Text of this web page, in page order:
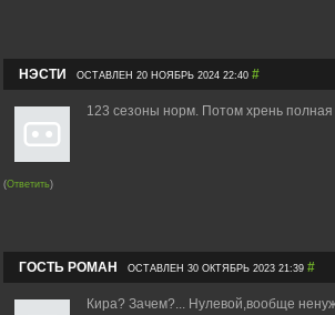
НЭСТИ ОСТАВЛЕН 20 НОЯБРЬ 2024 22:40 #
123 сезоны норм. Потом хрень полная
(Ответить)
ГОСТЬ РОМАН ОСТАВЛЕН 30 ОКТЯБРЬ 2023 21:39 #
Кира? Зачем?... Нулевой,вообще